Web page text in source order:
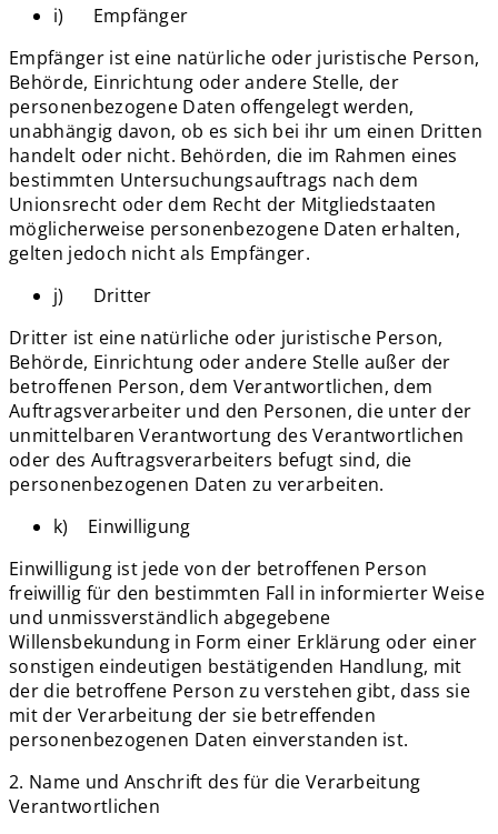
i) Empfänger
Empfänger ist eine natürliche oder juristische Person,
Behörde, Einrichtung oder andere Stelle, der
personenbezogene Daten offengelegt werden,
unabhängig davon, ob es sich bei ihr um einen Dritten
handelt oder nicht. Behörden, die im Rahmen eines
bestimmten Untersuchungsauftrags nach dem
Unionsrecht oder dem Recht der Mitgliedstaaten
möglicherweise personenbezogene Daten erhalten,
gelten jedoch nicht als Empfänger.
j) Dritter
Dritter ist eine natürliche oder juristische Person,
Behörde, Einrichtung oder andere Stelle außer der
betroffenen Person, dem Verantwortlichen, dem
Auftragsverarbeiter und den Personen, die unter der
unmittelbaren Verantwortung des Verantwortlichen
oder des Auftragsverarbeiters befugt sind, die
personenbezogenen Daten zu verarbeiten.
k) Einwilligung
Einwilligung ist jede von der betroffenen Person
freiwillig für den bestimmten Fall in informierter Weise
und unmissverständlich abgegebene
Willensbekundung in Form einer Erklärung oder einer
sonstigen eindeutigen bestätigenden Handlung, mit
der die betroffene Person zu verstehen gibt, dass sie
mit der Verarbeitung der sie betreffenden
personenbezogenen Daten einverstanden ist.
2. Name und Anschrift des für die Verarbeitung
Verantwortlichen